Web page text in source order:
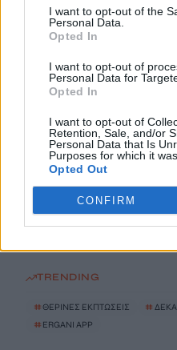
I want to opt-out of the
Personal Data.
Opted In
I want to opt-out of
Personal Data for
Opted In
I want to opt-out of
Retention, Sale, and/or
Personal Data that Is
Purposes for which it
Opted Out
CONFIRM
Από την Παρασκευή 11
από τον «Σύνδεσμο Μελών
8 Αυγούστου, 2026
το voucher διακοπών
8 Αυγούστου, 2026
Ηράκλειο: Περιπατητής
8 Αυγούστου, 2026
TRENDING
#ΘΕΡΙΝΕΣ ΕΚΠΤΩΣΕΙΣ #
# ERGANI APP